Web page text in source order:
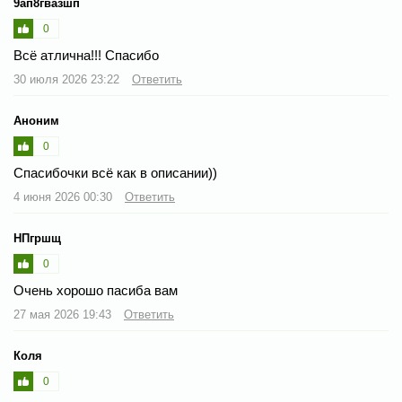
9ап8гвазшп
0
Всё атлична!!! Спасибо
30 июля 2026 23:22 Ответить
Аноним
0
Спасибочки всё как в описании))
4 июня 2026 00:30 Ответить
НПгршщ
0
Очень хорошо пасиба вам
27 мая 2026 19:43 Ответить
Коля
0